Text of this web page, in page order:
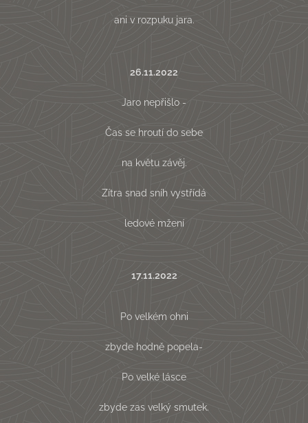
ani v rozpuku jara.
26.11.2022
Jaro nepřišlo -
Čas se hroutí do sebe
na květu závěj.
Zítra snad sníh vystřídá
ledové mžení
17.11.2022
Po velkém ohni
zbyde hodně popela-
Po velké lásce
zbyde zas velký smutek.